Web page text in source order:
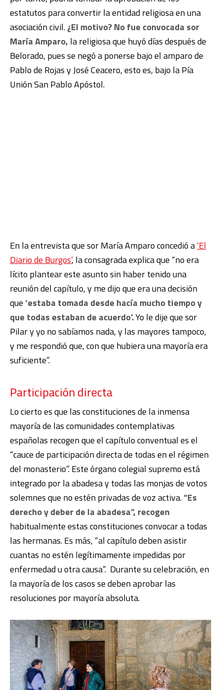
estatutos para convertir la entidad religiosa en una
asociación civil.¿El motivo? No fue convocada sor
María Amparo, la religiosa que huyó días después de
Belorado, pues se negó a ponerse bajo el amparo de
Pablo de Rojas y José Ceacero, esto es, bajo la Pía
Unión San Pablo Apóstol.
En la entrevista que sor María Amparo concedió a‘El
Diario de Burgos’, la consagrada explica que “no era
lícito plantear este asunto sin haber tenido una
reunión del capítulo, y me dijo que era una decisión
que‘estaba tomada desde hacía mucho tiempo y
que todas estaban de acuerdo’.Yo le dije que sor
Pilar y yo no sabíamos nada, y las mayores tampoco,
y me respondió que, con que hubiera una mayoría era
suficiente”.
Participación directa
Lo cierto es que las constituciones de la inmensa
mayoría de las comunidades contemplativas
españolas recogen que el capítulo conventual es el
“cauce de participación directa de todas en el régimen
del monasterio”. Este órgano colegial supremo está
integrado por la abadesa y todas las monjas de votos
solemnes que no estén privadas de voz activa.“Es
derecho y deber de la abadesa”, recogen
habitualmente estas constituciones convocar a todas
las hermanas. Es más, “al capítulo deben asistir
cuantas no estén legítimamente impedidas por
enfermedad u otra causa”. Durante su celebración, en
la mayoría de los casos se deben aprobar las
resoluciones por mayoría absoluta.